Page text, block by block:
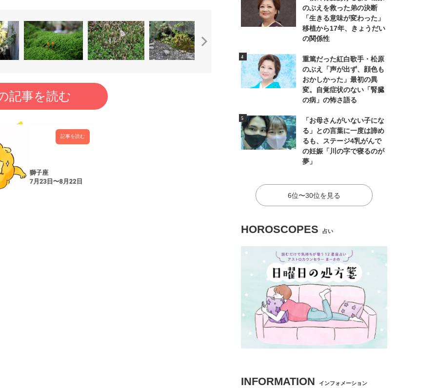
記事を読む
記事を読む
のぶえを救った弟の決断
「生きる意味が変わった」
移植から17年、きょうだい
の関係性
重篤だった紅白歌手・松原
のぶえ「声が出ず、顔色も
おかしかった」最初の異
変。自覚症状のない「腎臓
の病」の怖さ語る
「お母さんがいない子にな
る」との言葉に一度は諦め
るも、ステージ4乳がんで
の妊娠「川の字で寝るのが
夢」
6位〜30位を見る
HOROSCOPES 占い
INFORMATION インフォメーション